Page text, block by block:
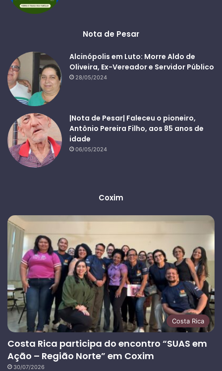
Nota de Pesar
Alcinópolis em Luto: Morre Aldo de
Oliveira, Ex-Vereador e Servidor Público
28/05/2024
|Nota de Pesar| Faleceu o pioneiro,
Antônio Pereira Filho, aos 85 anos de
idade
06/05/2024
Coxim
Costa Rica
Costa Rica participa do encontro “SUAS em
Ação – Região Norte” em Coxim
30/07/2026